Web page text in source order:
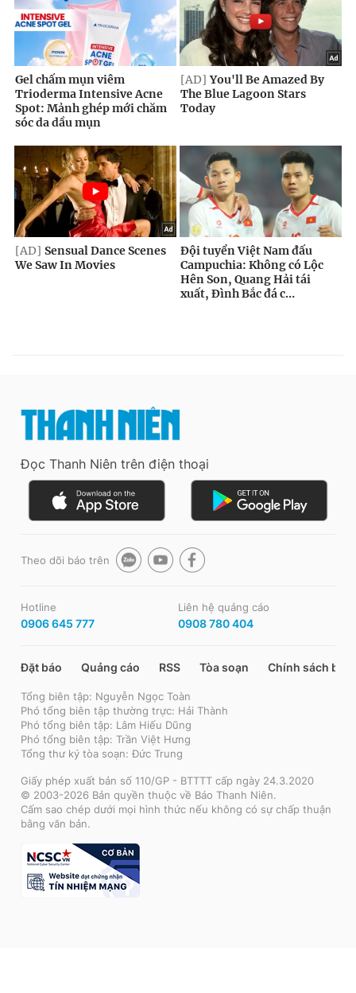
Đọc Thanh Niên trên điện thoại
Theo dõi báo trên
Hotline
0906 645 777
Liên hệ quảng cáo
0908 780 404
Đặt báo Quảng cáo RSS Tòa soạn Chính sách bảo
Tổng biên tập: Nguyễn Ngọc Toàn
Phó tổng biên tập thường trực: Hải Thành
Phó tổng biên tập: Lâm Hiếu Dũng
Phó tổng biên tập: Trần Việt Hưng
Tổng thư ký tòa soạn: Đức Trung
Giấy phép xuất bản số 110/GP - BTTTT cấp ngày 24.3.2020
© 2003-2026 Bản quyền thuộc về Báo Thanh Niên.
Cấm sao chép dưới mọi hình thức nếu không có sự chấp thuận
bằng văn bản.